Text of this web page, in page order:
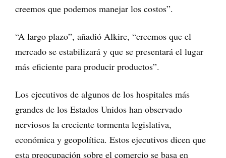
creemos que podemos manejar los costos”.
“A largo plazo”, añadió Alkire, “creemos que el
mercado se estabilizará y que se presentará el lugar
más eficiente para producir productos”.
Los ejecutivos de algunos de los hospitales más
grandes de los Estados Unidos han observado
nerviosos la creciente tormenta legislativa,
económica y geopolítica. Estos ejecutivos dicen que
esta preocupación sobre el comercio se basa en